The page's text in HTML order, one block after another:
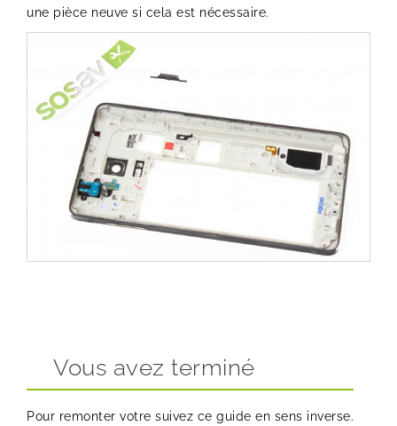
une pièce neuve si cela est nécessaire.
Vous avez terminé
Pour remonter votre suivez ce guide en sens inverse.